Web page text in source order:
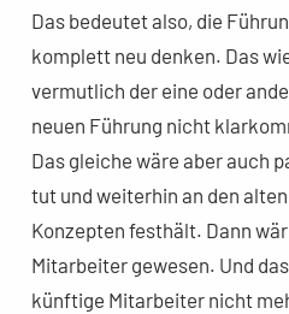
Das bedeutet also, die
komplett neu denken. Das
vermutlich der eine oder
neuen Führung nicht
Das gleiche wäre aber auch
tut und weiterhin an den
Konzepten festhält. Dann
Mitarbeiter gewesen. Und
künftige Mitarbeiter nicht